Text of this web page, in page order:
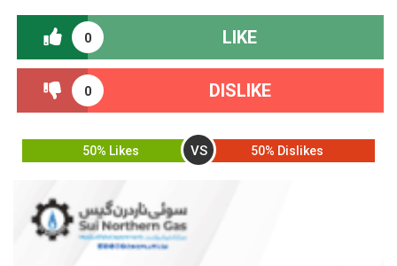
0 LIKE
0 DISLIKE
50% Likes VS 50% Dislikes